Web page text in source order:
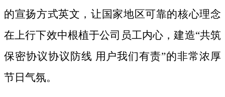
的宣扬方式英文，让国家地区可靠的核心理念
在上行下效中根植于公司员工内心，建造“共筑
保密协议协议防线 用户我们有责”的非常浓厚
节日气氛。